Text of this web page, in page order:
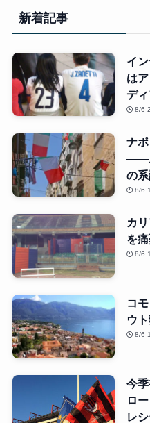
新着記事
イ
は
デ
8/6
ナ
――
の
8/6
カ
を
8/6
コ
ウ
8/6
今
ロ
レ